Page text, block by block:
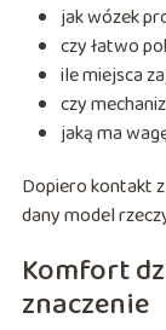
jak wózek
czy łatwo
ile miejsca
czy
jaką ma
Dopiero kontakt
dany model
Komfort
znaczenie